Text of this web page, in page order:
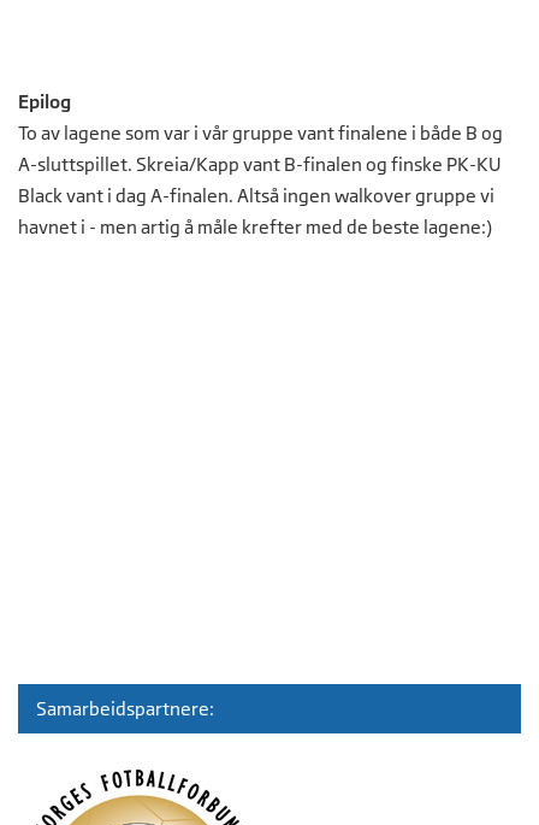
Epilog
To av lagene som var i vår gruppe vant finalene i både B og
A-sluttspillet. Skreia/Kapp vant B-finalen og finske PK-KU
Black vant i dag A-finalen. Altså ingen walkover gruppe vi
havnet i - men artig å måle krefter med de beste lagene:)
Samarbeidspartnere: